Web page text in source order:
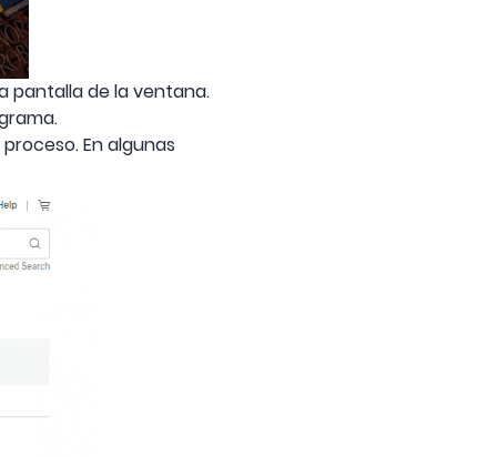
pantalla de la ventana.
En algunas